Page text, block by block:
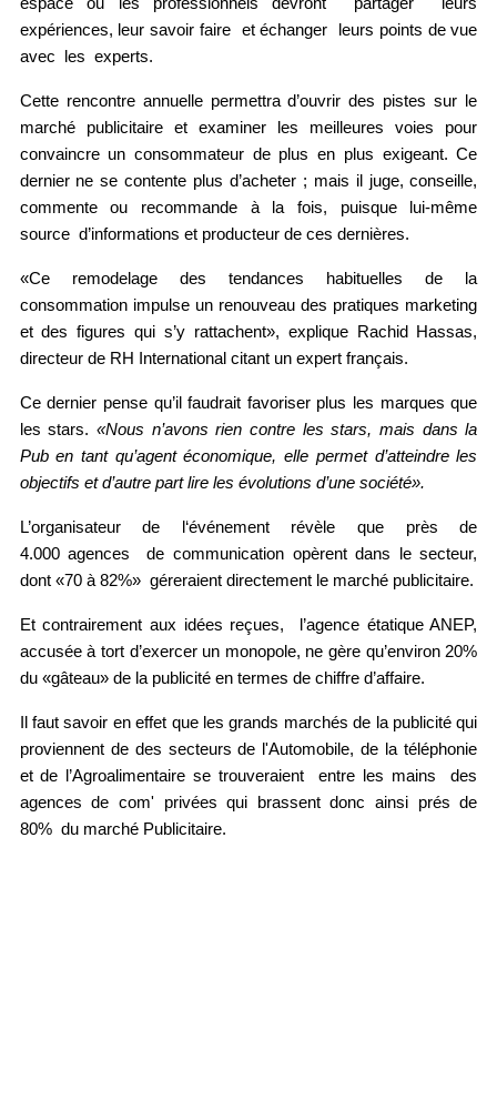
expériences, leur savoir faire  et échanger  leurs points de vue
avec  les  experts.
Cette rencontre annuelle permettra d’ouvrir des pistes sur le
marché publicitaire et examiner les meilleures voies pour
convaincre un consommateur de plus en plus exigeant. Ce
dernier ne se contente plus d’acheter ; mais il juge, conseille,
commente ou recommande à la fois, puisque lui-même
source  d’informations et producteur de ces dernières.
«Ce remodelage des tendances habituelles de la
consommation impulse un renouveau des pratiques marketing
et des figures qui s’y rattachent», explique Rachid Hassas,
directeur de RH International citant un expert français.
Ce dernier pense qu’il faudrait favoriser plus les marques que
les stars. «Nous n’avons rien contre les stars, mais dans la
Pub en tant qu’agent économique, elle permet d’atteindre les
objectifs et d’autre part lire les évolutions d’une société».
L’organisateur de l‘événement révèle que près de
4.000 agences  de communication opèrent dans le secteur,
dont «70 à 82%»  géreraient directement le marché publicitaire.
Et contrairement aux idées reçues,  l’agence étatique ANEP,
accusée à tort d’exercer un monopole, ne gère qu’environ 20%
du «gâteau» de la publicité en termes de chiffre d’affaire.
Il faut savoir en effet que les grands marchés de la publicité qui
proviennent de des secteurs de l'Automobile, de la téléphonie
et de l’Agroalimentaire se trouveraient  entre les mains  des
agences de com' privées qui brassent donc ainsi prés de
80%  du marché Publicitaire.